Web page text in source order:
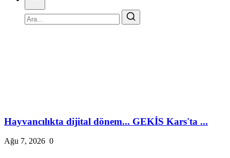
Hayvancılıkta dijital dönem... GEKİS Kars'ta ...
Ağu 7, 2026 0